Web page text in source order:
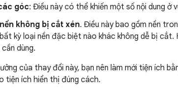
góc: Điều này có thể khiến một số nội dung ở
không bị cắt xén. Điều này bao gồm nền
kỳ loại nền đặc biệt nào khác không dễ bị cắt.
dùng.
của thay đổi này, bạn nên làm mới tiện ích
tiện ích hiển thị đúng cách.